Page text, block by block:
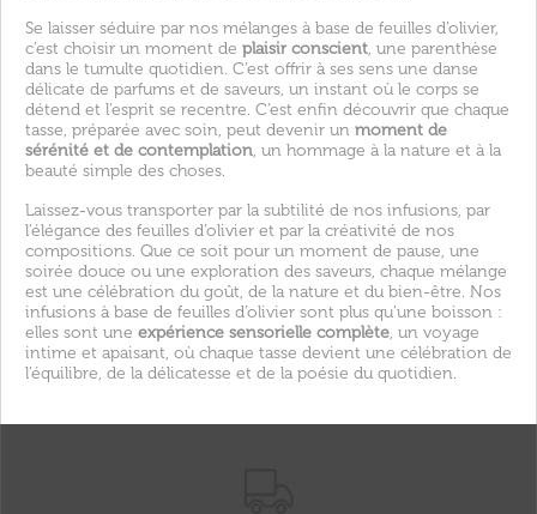
Se laisser séduire par nos mélanges à base de feuilles d’olivier,
c’est choisir un moment de plaisir conscient, une parenthèse
dans le tumulte quotidien. C’est offrir à ses sens une danse
délicate de parfums et de saveurs, un instant où le corps se
détend et l’esprit se recentre. C’est enfin découvrir que chaque
tasse, préparée avec soin, peut devenir un moment de
sérénité et de contemplation, un hommage à la nature et à la
beauté simple des choses.
Laissez-vous transporter par la subtilité de nos infusions, par
l’élégance des feuilles d’olivier et par la créativité de nos
compositions. Que ce soit pour un moment de pause, une
soirée douce ou une exploration des saveurs, chaque mélange
est une célébration du goût, de la nature et du bien-être. Nos
infusions à base de feuilles d’olivier sont plus qu’une boisson :
elles sont une expérience sensorielle complète, un voyage
intime et apaisant, où chaque tasse devient une célébration de
l’équilibre, de la délicatesse et de la poésie du quotidien.